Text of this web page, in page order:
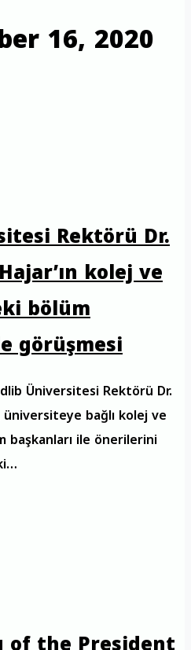
16, 2020
Rektörü Dr.
kolej ve
bölüm
görüşmesi
Üniversitesi Rektörü Dr.
üniversiteye bağlı kolej ve
ile önerilerini